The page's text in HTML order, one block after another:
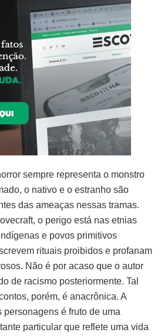
sempre representa o monstro
o nativo e o estranho são
das ameaças nessas tramas.
o perigo está nas etnias
e povos primitivos
rituais proibidos e profanam
Não é por acaso que o autor
de racismo posteriormente. Tal
porém, é anacrônica. A
personagens é fruto de uma
particular que reflete uma vida